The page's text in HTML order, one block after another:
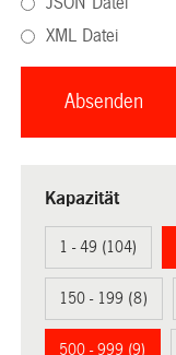
XML Datei
Kapazität
1 - 49 (104)
150 - 199 (8)
500 - 999 (9)